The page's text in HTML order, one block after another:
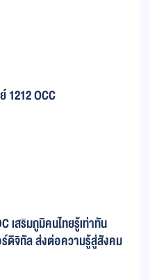
1212 OCC
เสริมภูมิคนไทยรู้เท่าทัน
ร์ดิจิทัล ส่งต่อความรู้สู่สังคม
ค EDC เสริมภูมิคนไทยรู้เท่า